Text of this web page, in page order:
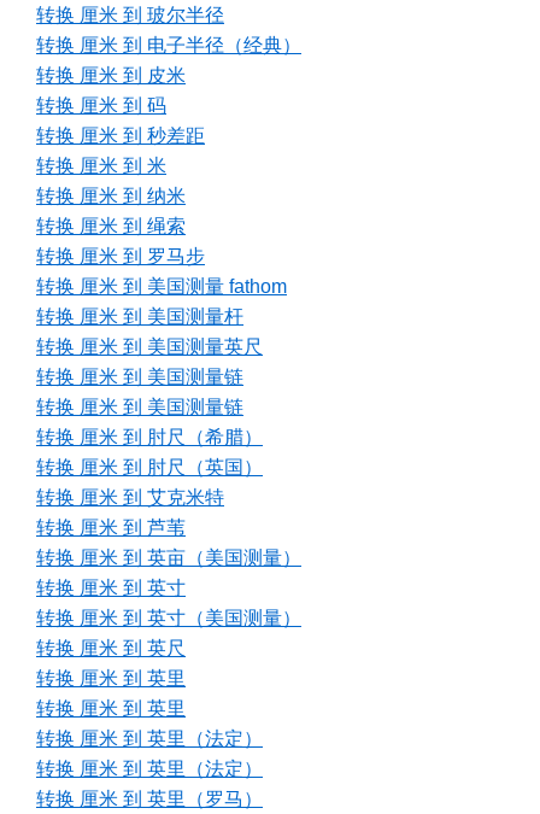
转换 厘米 到 玻尔半径
转换 厘米 到 电子半径（经典）
转换 厘米 到 皮米
转换 厘米 到 码
转换 厘米 到 秒差距
转换 厘米 到 米
转换 厘米 到 纳米
转换 厘米 到 绳索
转换 厘米 到 罗马步
转换 厘米 到 美国测量 fathom
转换 厘米 到 美国测量杆
转换 厘米 到 美国测量英尺
转换 厘米 到 美国测量链
转换 厘米 到 美国测量链
转换 厘米 到 肘尺（希腊）
转换 厘米 到 肘尺（英国）
转换 厘米 到 艾克米特
转换 厘米 到 芦苇
转换 厘米 到 英亩（美国测量）
转换 厘米 到 英寸
转换 厘米 到 英寸（美国测量）
转换 厘米 到 英尺
转换 厘米 到 英里
转换 厘米 到 英里
转换 厘米 到 英里（法定）
转换 厘米 到 英里（法定）
转换 厘米 到 英里（罗马）